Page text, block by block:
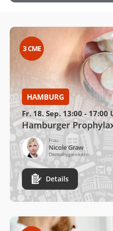
3CME
HAMBURG
Fr. 18. Sep. 13:00 - 17:00
Hamburger
Frau
Nicole Graw
Dentalhygienikerin
Details